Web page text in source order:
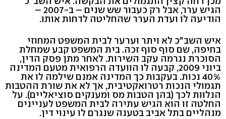
הגיש ערר, אבל רק כעבור שש שנים – ב-2007 –
הודיעה לו ועדת הערר שהחליטה לדחות אותו.
איש השב"כ לא ויתר וערער לבית המשפט המחוזי
בחיפה, שם סוף סוף זכה. בית המשפט קבע שמחלת
הסוכרת נגרמה עקב השירות. לאחר מתן פסק הדין,
ביוני 2009, קבעה לו הוועדה הרפואית מטעם המדינה
40% נכות. בעקבות כך המדינה אמנם שילמה לו את
תגמולי הנכות רטרואקטיבית, אך לא את שורת ההטבות
הנלוות לכך (בהן הטבות מס ומענקים סוציאליים). על
החלטה זו הוא הגיש עתירה לבית המשפט לעניינים
מנהליים בתל אביב בטענה שנגרם לו עינוי דין.